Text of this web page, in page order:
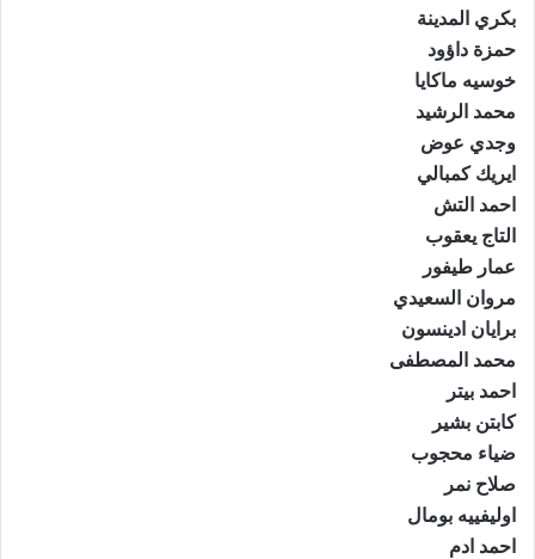
بكري المدينة
حمزة داؤود
خوسيه ماكايا
محمد الرشيد
وجدي عوض
ايريك كمبالي
احمد التش
التاج يعقوب
عمار طيفور
مروان السعيدي
برايان ادينسون
محمد المصطفى
احمد بيتر
كابتن بشير
ضياء محجوب
صلاح نمر
اوليفييه بومال
احمد ادم